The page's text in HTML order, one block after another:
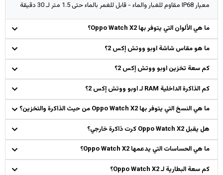
معيار IP68 مقاوم للغبار والماء - قابل للغمر بالماء حتى 1.5 متر لـ 30 دقيقة
ما هي الألوان التي يتوفر بها Oppo Watch X2؟
ما هو مقاس شاشة اوبو ووتش إكس 2؟
كم سعة تخزين اوبو ووتش إكس 2؟
كم الذاكرة الداخلية RAM لـ اوبو ووتش إكس 2؟
ما هي النسخ التي يتوفر بها Oppo Watch X2 من حيث الذاكرة والتخزين؟
هل يقبل Oppo Watch X2 كرت ذاكرة خارجي؟
ما هي الحساسات التي يدعمها Oppo Watch X2؟
كم سعة البطارية لـ Oppo Watch X2؟